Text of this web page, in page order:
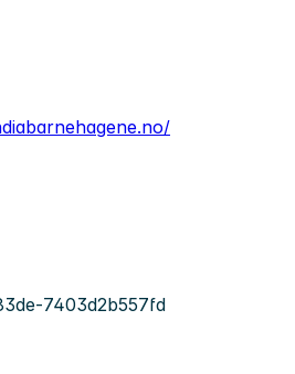
7403d2b557fd